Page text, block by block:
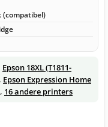
(compatibel)
Epson 18XL (T1811-
Epson Expression Home
, 16 andere printers